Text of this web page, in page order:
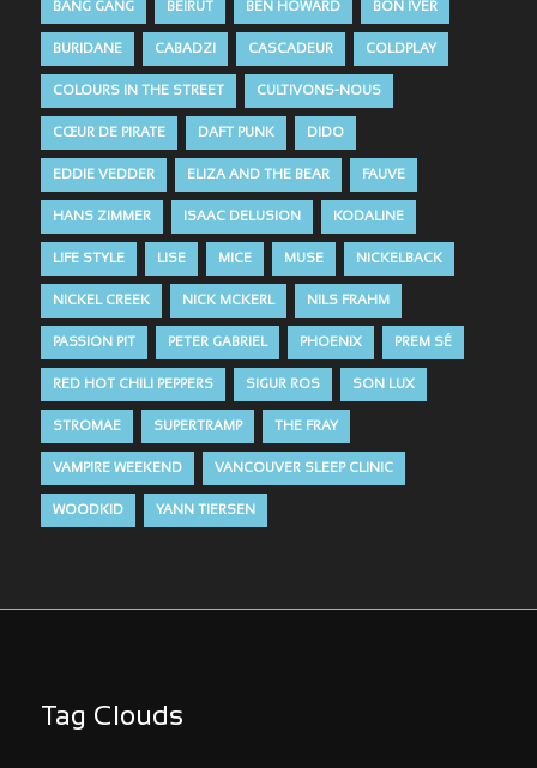
BANG GANG BEIRUT BEN HOWARD BON IVER
BURIDANE CABADZI CASCADEUR COLDPLAY
COLOURS IN THE STREET CULTIVONS-NOUS
CŒUR DE PIRATE DAFT PUNK DIDO
EDDIE VEDDER ELIZA AND THE BEAR FAUVE
HANS ZIMMER ISAAC DELUSION KODALINE
LIFE STYLE LISE MICE MUSE NICKELBACK
NICKEL CREEK NICK MCKERL NILS FRAHM
PASSION PIT PETER GABRIEL PHOENIX PREM SÉ
RED HOT CHILI PEPPERS SIGUR ROS SON LUX
STROMAE SUPERTRAMP THE FRAY
VAMPIRE WEEKEND VANCOUVER SLEEP CLINIC
WOODKID YANN TIERSEN
Tag Clouds